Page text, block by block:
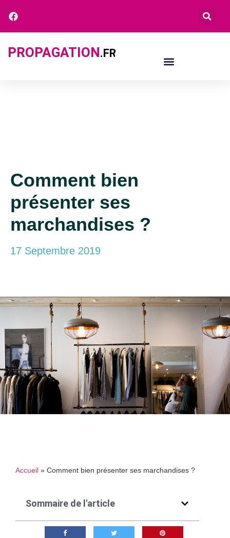
PROPAGATION.FR
Comment bien
présenter ses
marchandises ?
17 Septembre 2019
Accueil » Comment bien présenter ses marchandises ?
Sommaire de l'article